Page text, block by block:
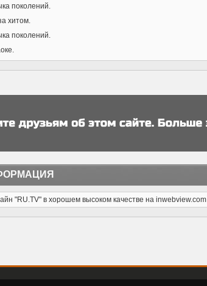
поколений.
хитом.
поколений.
"RU.TV" в хорошем высоком качестве на inwebview.com